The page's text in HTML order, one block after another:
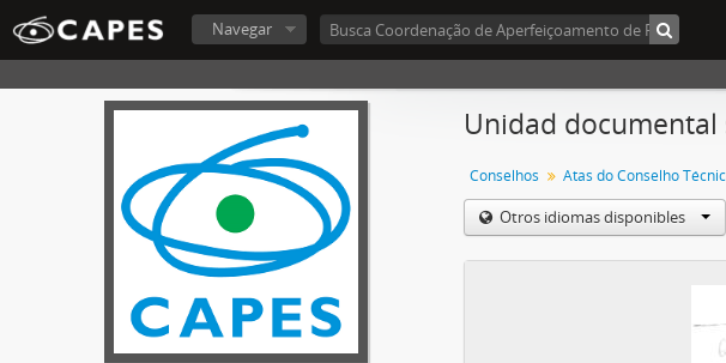
Navegar
Unidad documental
Conselhos
Otros idiomas disponibles